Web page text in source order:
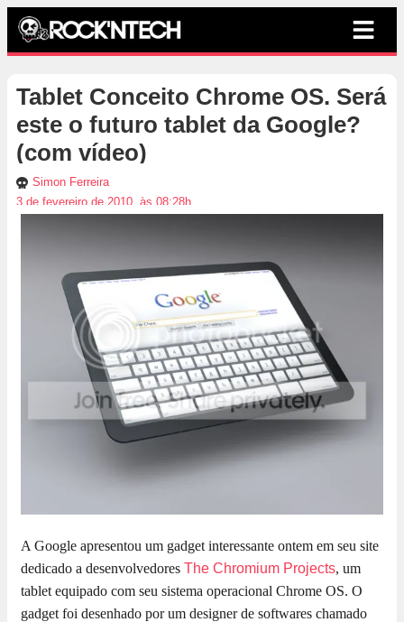
Tablet Conceito Chrome OS. Será
este o futuro tablet da Google?
(com vídeo)
Simon Ferreira
3 de fevereiro de 2010, às 08:28h
A Google apresentou um gadget interessante ontem em seu site
dedicado a desenvolvedores The Chromium Projects, um
tablet equipado com seu sistema operacional Chrome OS. O
gadget foi desenhado por um designer de softwares chamado